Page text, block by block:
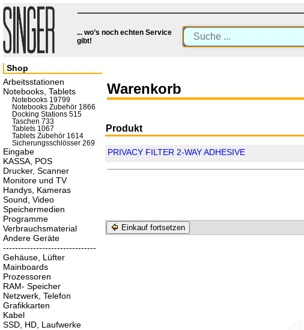
... wo’s noch echten Service
gibt!
Warenkorb
Produkt
PRIVACY FILTER 2-WAY ADHESIVE
Einkauf fortsetzen
Shop
Arbeitsstationen
Notebooks, Tablets
Notebooks 19799
Notebooks Zubehör 1866
Docking Stations 515
Taschen 733
Tablets 1067
Tablets Zubehör 1614
Sicherungsschlösser 269
Eingabe
KASSA, POS
Drucker, Scanner
Monitore und TV
Handys, Kameras
Sound, Video
Speichermedien
Programme
Verbrauchsmaterial
Andere Geräte
-------------------------------
Gehäuse, Lüfter
Mainboards
Prozessoren
RAM- Speicher
Netzwerk, Telefon
Grafikkarten
Kabel
SSD, HD, Laufwerke